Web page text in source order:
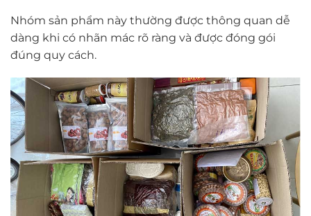
Nhóm sản phẩm này thường được thông quan dễ
dàng khi có nhãn mác rõ ràng và được đóng gói
đúng quy cách.